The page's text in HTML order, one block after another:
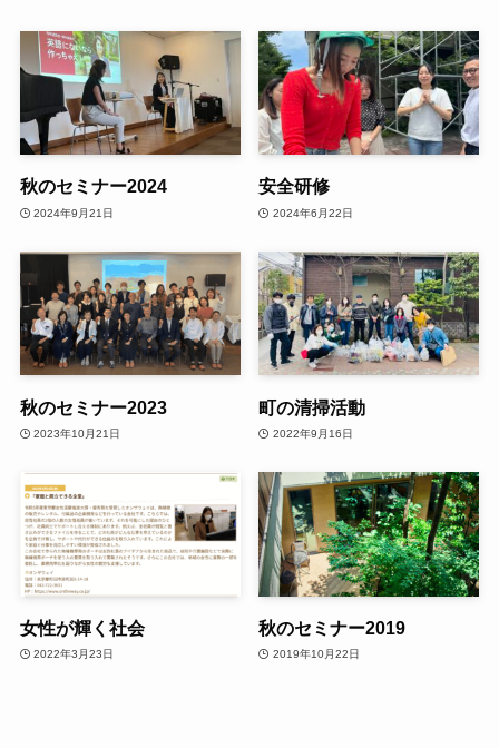
秋のセミナー2024
2024年9月21日
安全研修
2024年6月22日
秋のセミナー2023
2023年10月21日
町の清掃活動
2022年9月16日
女性が輝く社会
2022年3月23日
秋のセミナー2019
2019年10月22日